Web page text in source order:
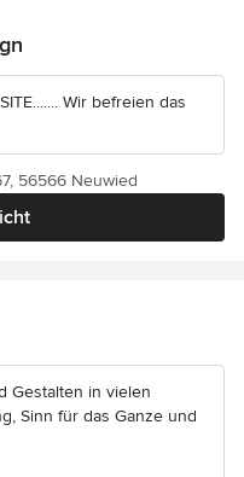
Wir befreien das
56566 Neuwied
Gestalten in vielen
Sinn für das Ganze und